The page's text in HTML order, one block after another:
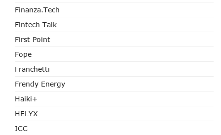
Finanza.tech
Fintech Talk
First Point
Fope
Franchetti
Frendy Energy
Haiki+
HELYX
ICC